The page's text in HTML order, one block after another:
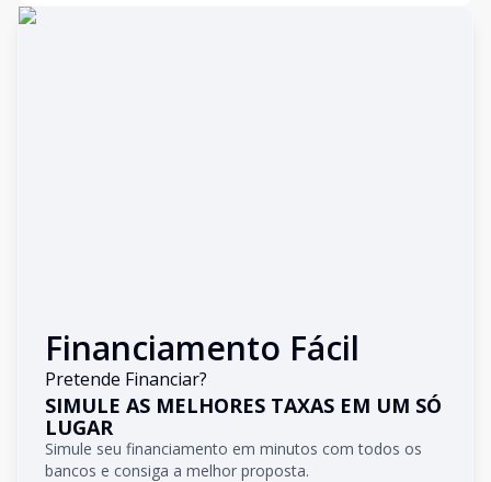
Financiamento Fácil
Pretende Financiar?
SIMULE AS MELHORES TAXAS EM UM SÓ
LUGAR
Simule seu financiamento em minutos com todos os
bancos e consiga a melhor proposta.